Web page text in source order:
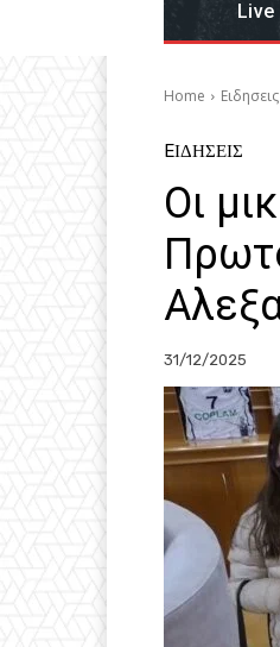
Live
Home Eιδησεις
EΙΔΗΣΕΙΣ
Οι
31/12/2025